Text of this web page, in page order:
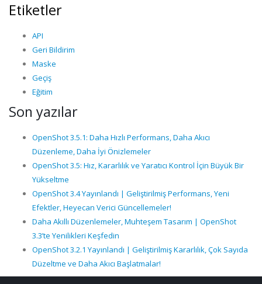
Etiketler
API
Geri Bildirim
Maske
Geçiş
Eğitim
Son yazılar
OpenShot 3.5.1: Daha Hızlı Performans, Daha Akıcı
Düzenleme, Daha İyi Önizlemeler
OpenShot 3.5: Hız, Kararlılık ve Yaratıcı Kontrol İçin Büyük Bir
Yükseltme
OpenShot 3.4 Yayınlandı | Geliştirilmiş Performans, Yeni
Efektler, Heyecan Verici Güncellemeler!
Daha Akıllı Düzenlemeler, Muhteşem Tasarım | OpenShot
3.3’te Yenilikleri Keşfedin
OpenShot 3.2.1 Yayınlandı | Geliştirilmiş Kararlılık, Çok Sayıda
Düzeltme ve Daha Akıcı Başlatmalar!